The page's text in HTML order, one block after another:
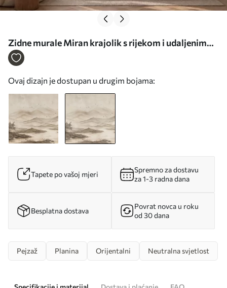
Zidne murale Miran krajolik s rijekom i udaljenim
planinama br. w05535v1
Ovaj dizajn je dostupan u drugim bojama:
Tapete po vašoj mjeri
Spremno za dostavu
za 1-3 radna dana
Besplatna dostava
Povrat novca u roku
od 30 dana
Pejzaž Planina Orijentalni Neutralna svjetlost